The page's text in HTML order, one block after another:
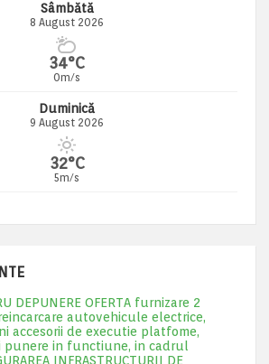
Sâmbătă
8 August 2026
34°C
0m/s
Duminică
9 August 2026
32°C
5m/s
DEPUNERE OFERTA furnizare 2
autovehicule electrice,
accesorii de executie platfome,
punere in functiune, in cadrul
INFRASTRUCTURII DE